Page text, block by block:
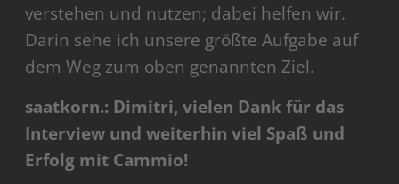
verstehen und nutzen; dabei helfen wir.
Darin sehe ich unsere größte Aufgabe auf
dem Weg zum oben genannten Ziel.
saatkorn.: Dimitri, vielen Dank für das
Interview und weiterhin viel Spaß und
Erfolg mit Cammio!